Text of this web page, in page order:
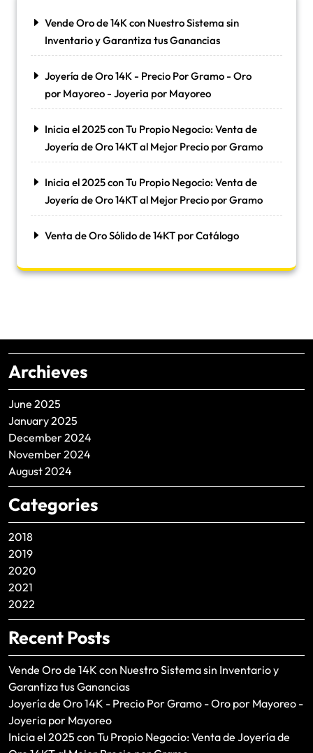
Vende Oro de 14K con Nuestro Sistema sin
Inventario y Garantiza tus Ganancias
Joyería de Oro 14K - Precio Por Gramo - Oro
por Mayoreo - Joyeria por Mayoreo
Inicia el 2025 con Tu Propio Negocio: Venta de
Joyería de Oro 14KT al Mejor Precio por Gramo
Inicia el 2025 con Tu Propio Negocio: Venta de
Joyería de Oro 14KT al Mejor Precio por Gramo
Venta de Oro Sólido de 14KT por Catálogo
Archieves
June 2025
January 2025
December 2024
November 2024
August 2024
Categories
2018
2019
2020
2021
2022
Recent Posts
Vende Oro de 14K con Nuestro Sistema sin Inventario y
Garantiza tus Ganancias
Joyería de Oro 14K - Precio Por Gramo - Oro por Mayoreo -
Joyeria por Mayoreo
Inicia el 2025 con Tu Propio Negocio: Venta de Joyería de